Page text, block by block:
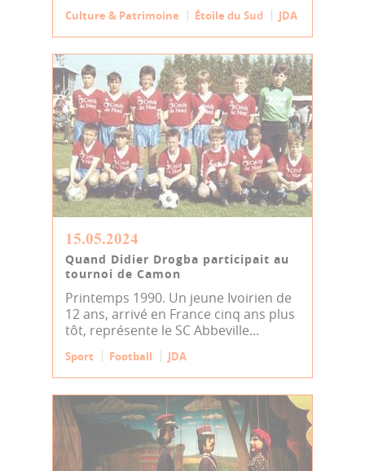
Culture & Patrimoine Étoile du Sud JDA
15.05.2024
Quand Didier Drogba participait au
tournoi de Camon
Printemps 1990. Un jeune Ivoirien de
12 ans, arrivé en France cinq ans plus
tôt, représente le SC Abbeville...
Sport Football JDA